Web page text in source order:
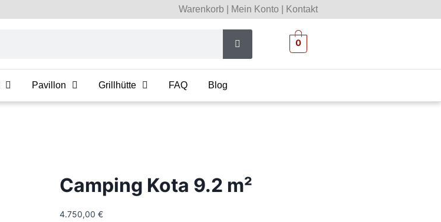
Warenkorb Mein Konto Kontakt
0
Pavillon Grillhütte FAQ Blog
Camping Kota 9.2 m²
4.750,00 €